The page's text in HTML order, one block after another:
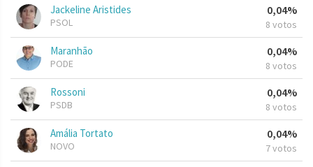
Jackeline Aristides
PSOL
0,04%
8 votos
Maranhão
PODE
0,04%
8 votos
Rossoni
PSDB
0,04%
8 votos
Amália Tortato
NOVO
0,04%
7 votos